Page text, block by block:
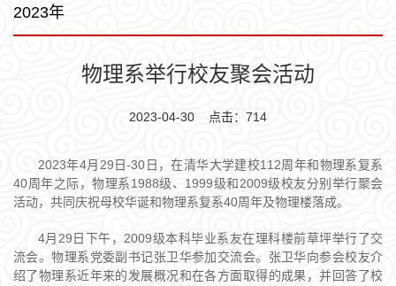
2023年
物理系举行校友聚会活动
2023-04-30 点击： 714
2023年4月29日-30日，在清华大学建校112周年和物理系复系
40周年之际，物理系1988级、1999级和2009级校友分别举行聚会
活动，共同庆祝母校华诞和物理系复系40周年及物理楼落成。
4月29日下午，2009级本科毕业系友在理科楼前草坪举行了交
流会。物理系党委副书记张卫华参加交流会。张卫华向参会校友介
绍了物理系近年来的发展概况和在各方面取得的成果，并回答了校